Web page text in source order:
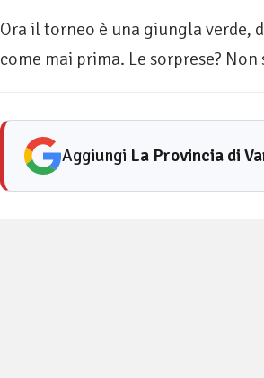
Ora il torneo è una giungla verde,
come mai prima. Le sorprese?
Aggiungi La Provincia di